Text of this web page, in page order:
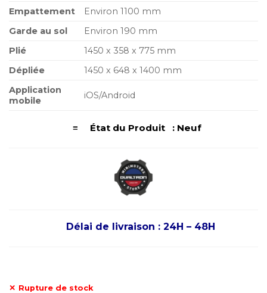
Empattement
Environ 1100 mm
Garde au sol
Environ 190 mm
Plié
1450 x 358 x 775 mm
Dépliée
1450 x 648 x 1400 mm
Application
mobile
iOS/Android
≡ État du Produit : Neuf
Délai de livraison : 24H – 48H
Rupture de stock